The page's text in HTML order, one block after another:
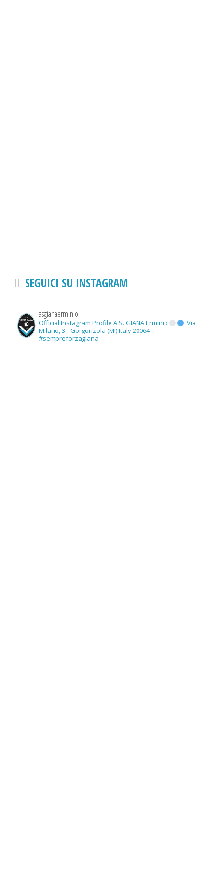
SEGUICI SU INSTAGRAM
asgianaerminio
Official Instagram Profile A.S. GIANA Erminio
Via
Milano, 3 - Gorgonzola (MI) Italy 20064
#sempreforzagiana